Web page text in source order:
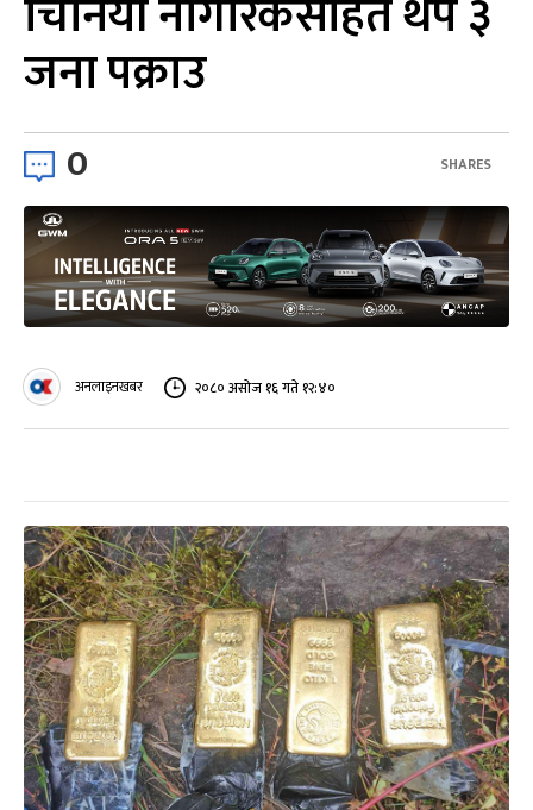
चिनियाँ नागरिकसहित थप ३
जना पक्राउ
0 SHARES
अनलाइनखबर २०८० असोज १६ गते १२:४०